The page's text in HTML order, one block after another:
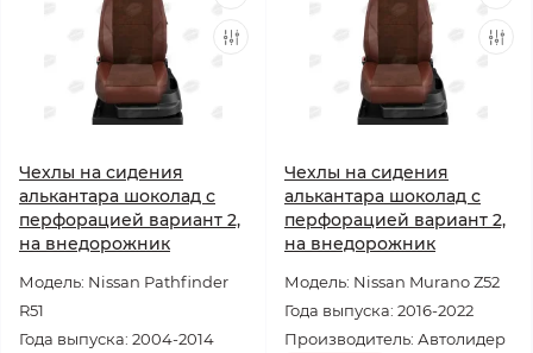
Чехлы на сидения
алькантара шоколад с
перфорацией вариант 2,
на внедорожник
Модель: Nissan Pathfinder
R51
Года выпуска: 2004-2014
Чехлы на сидения
алькантара шоколад с
перфорацией вариант 2,
на внедорожник
Модель: Nissan Murano Z52
Года выпуска: 2016-2022
Производитель: Автолидер